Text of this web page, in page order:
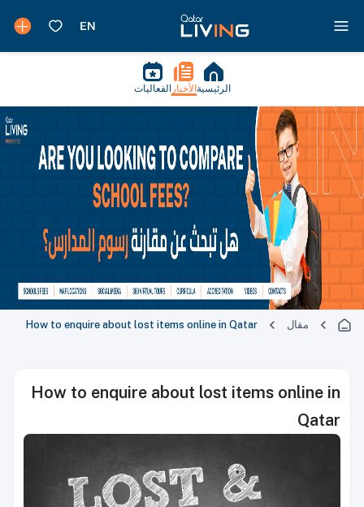
الرئيسية الأخبار الفعاليات
مقال How to enquire about lost items online in Qatar
How to enquire about lost items online in
Qatar